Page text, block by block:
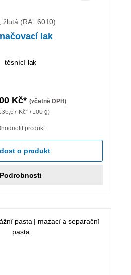
žlutá (RAL 6010)
lak
těsnící lak
Kč* (včetně DPH)
Kč* / 100 g)
produkt
o produkt
Podrobnosti